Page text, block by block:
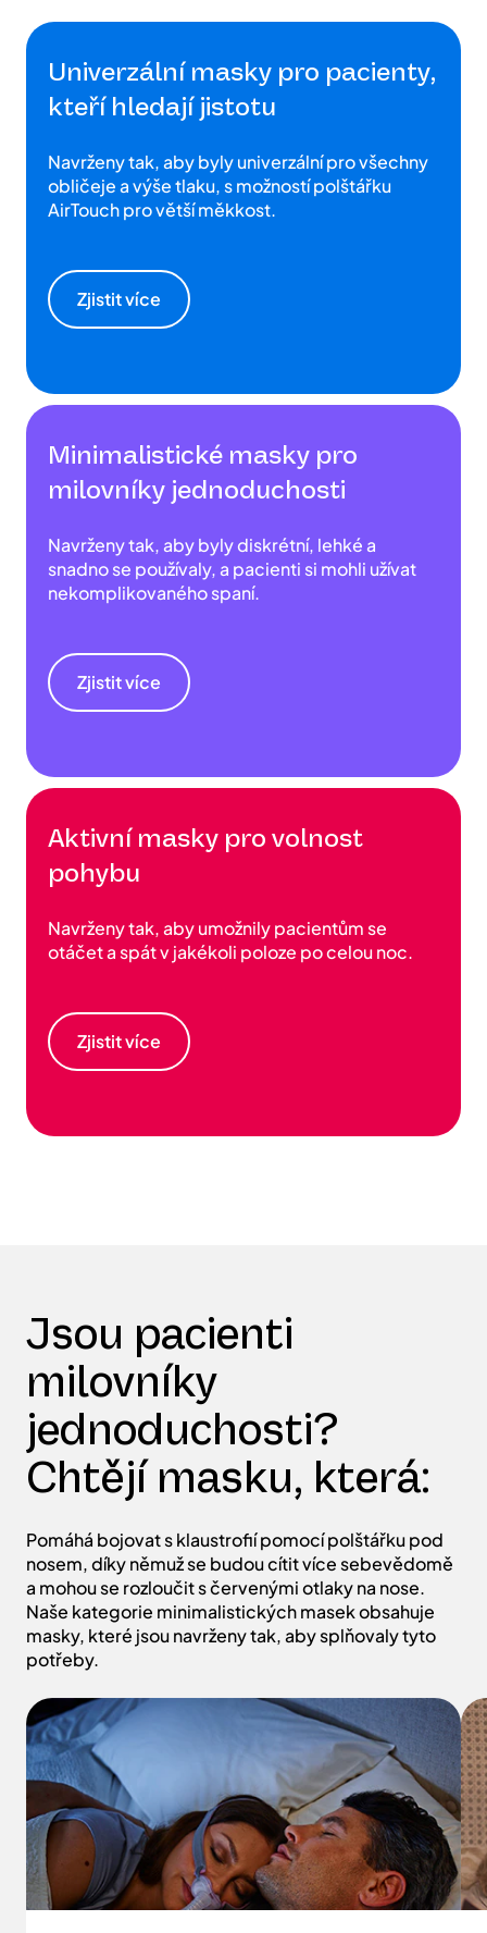
Univerzální masky pro pacienty,
kteří hledají jistotu
Navrženy tak, aby byly univerzální pro všechny
obličeje a výše tlaku, s možností polštářku
AirTouch pro větší měkkost.
Zjistit více
Minimalistické masky pro
milovníky jednoduchosti
Navrženy tak, aby byly diskrétní, lehké a
snadno se používaly, a pacienti si mohli užívat
nekomplikovaného spaní.
Zjistit více
Aktivní masky pro volnost
pohybu
Navrženy tak, aby umožnily pacientům se
otáčet a spát v jakékoli poloze po celou noc.
Zjistit více
Jsou pacienti
milovníky
jednoduchosti?
Chtějí masku, která:
Pomáhá bojovat s klaustrofií pomocí polštářku pod
nosem, díky němuž se budou cítit více sebevědomě
a mohou se rozloučit s červenými otlaky na nose.
Naše kategorie minimalistických masek obsahuje
masky, které jsou navrženy tak, aby splňovaly tyto
potřeby.